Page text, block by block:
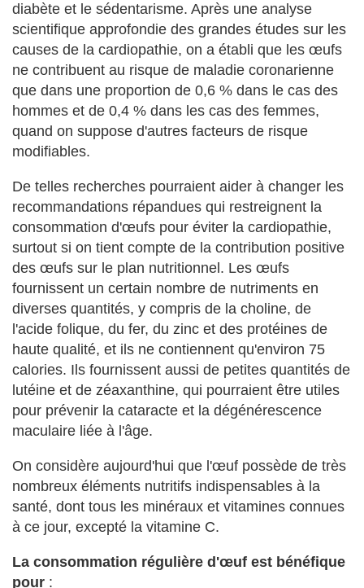
diabète et le sédentarisme. Après une analyse
scientifique approfondie des grandes études sur les
causes de la cardiopathie, on a établi que les œufs
ne contribuent au risque de maladie coronarienne
que dans une proportion de 0,6 % dans le cas des
hommes et de 0,4 % dans les cas des femmes,
quand on suppose d'autres facteurs de risque
modifiables.
De telles recherches pourraient aider à changer les
recommandations répandues qui restreignent la
consommation d'œufs pour éviter la cardiopathie,
surtout si on tient compte de la contribution positive
des œufs sur le plan nutritionnel. Les œufs
fournissent un certain nombre de nutriments en
diverses quantités, y compris de la choline, de
l'acide folique, du fer, du zinc et des protéines de
haute qualité, et ils ne contiennent qu'environ 75
calories. Ils fournissent aussi de petites quantités de
lutéine et de zéaxanthine, qui pourraient être utiles
pour prévenir la cataracte et la dégénérescence
maculaire liée à l'âge.
On considère aujourd'hui que l'œuf possède de très
nombreux éléments nutritifs indispensables à la
santé, dont tous les minéraux et vitamines connues
à ce jour, excepté la vitamine C.
La consommation régulière d'œuf est bénéfique
pour :